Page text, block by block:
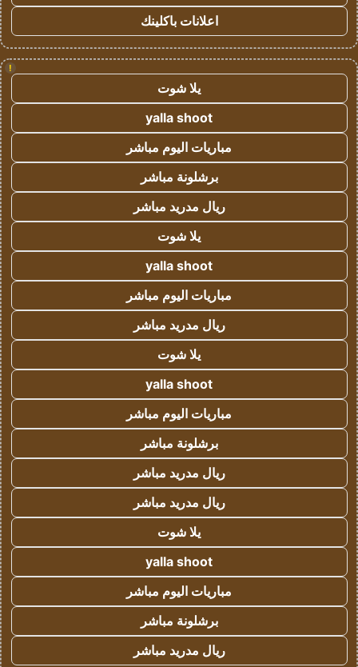
اعلانات باكلينك
!
يلا شوت
yalla shoot
مباريات اليوم مباشر
برشلونة مباشر
ريال مدريد مباشر
يلا شوت
yalla shoot
مباريات اليوم مباشر
ريال مدريد مباشر
يلا شوت
yalla shoot
مباريات اليوم مباشر
برشلونة مباشر
ريال مدريد مباشر
ريال مدريد مباشر
يلا شوت
yalla shoot
مباريات اليوم مباشر
برشلونة مباشر
ريال مدريد مباشر